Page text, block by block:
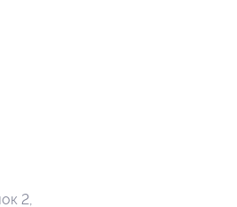
2,